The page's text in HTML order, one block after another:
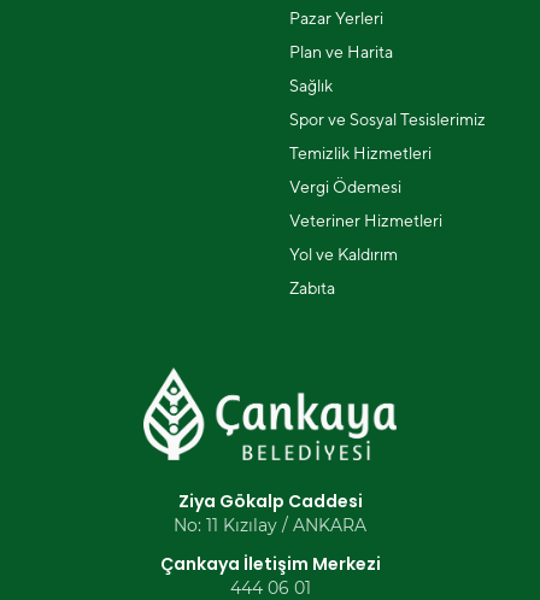
Pazar Yerleri
Plan ve Harita
Sağlık
Spor ve Sosyal Tesislerimiz
Temizlik Hizmetleri
Vergi Ödemesi
Veteriner Hizmetleri
Yol ve Kaldırım
Zabıta
Ziya Gökalp Caddesi
No: 11 Kızılay / ANKARA
Çankaya İletişim Merkezi
444 06 01